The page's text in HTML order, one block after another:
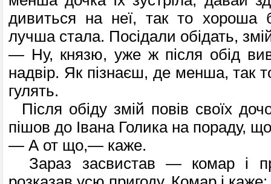
дивиться на неї, так то хороша
лучша стала. Посідали обідать,
— Ну, князю, уже ж після обід
надвір. Як пізнаєш, де менша, так
гулять.
Після обіду змій повів своїх
пішов до Івана Голика на пораду,
— А от що,— каже.
Зараз засвистав — комар і